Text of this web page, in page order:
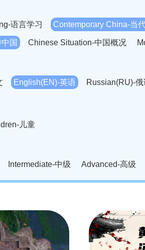
语言学习 Contemporary China-当
国 Chinese Situation-中国概况
English(EN)-英语 Russian(RU)-俄
柬埔寨语
儿童
Intermediate-中级 Advanced-高级